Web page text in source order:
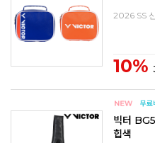
2026 SS
10%
빅터
힙색